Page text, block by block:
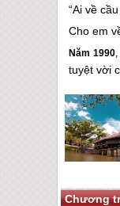
“Ai về
Cho em
Năm 1990,
tuyệt vời
Chương